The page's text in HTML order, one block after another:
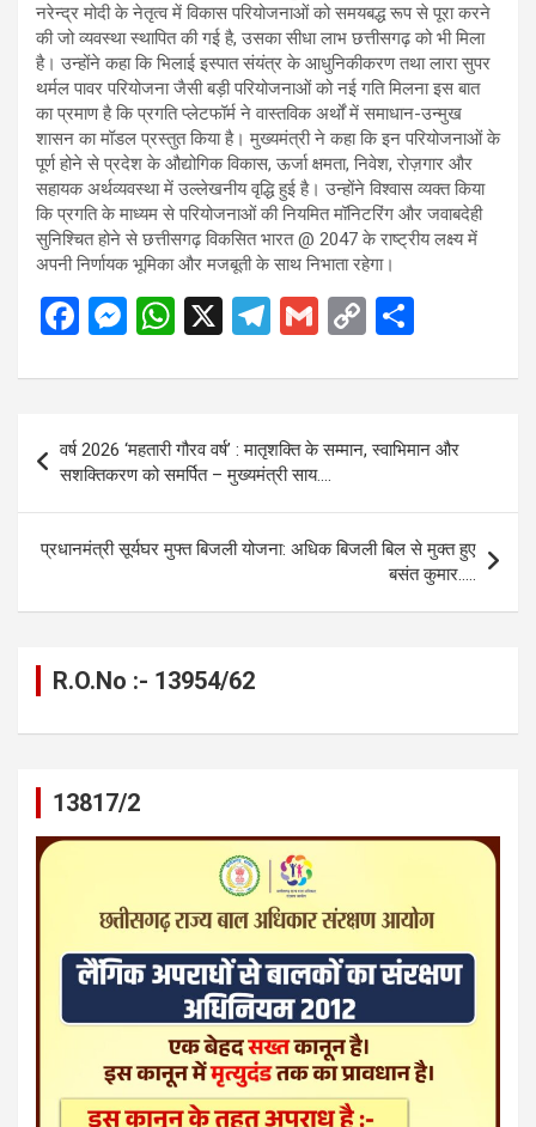
नरेन्द्र मोदी के नेतृत्व में विकास परियोजनाओं को समयबद्ध रूप से पूरा करने
की जो व्यवस्था स्थापित की गई है, उसका सीधा लाभ छत्तीसगढ़ को भी मिला
है। उन्होंने कहा कि भिलाई इस्पात संयंत्र के आधुनिकीकरण तथा लारा सुपर
थर्मल पावर परियोजना जैसी बड़ी परियोजनाओं को नई गति मिलना इस बात
का प्रमाण है कि प्रगति प्लेटफॉर्म ने वास्तविक अर्थों में समाधान-उन्मुख
शासन का मॉडल प्रस्तुत किया है। मुख्यमंत्री ने कहा कि इन परियोजनाओं के
पूर्ण होने से प्रदेश के औद्योगिक विकास, ऊर्जा क्षमता, निवेश, रोज़गार और
सहायक अर्थव्यवस्था में उल्लेखनीय वृद्धि हुई है। उन्होंने विश्वास व्यक्त किया
कि प्रगति के माध्यम से परियोजनाओं की नियमित मॉनिटरिंग और जवाबदेही
सुनिश्चित होने से छत्तीसगढ़ विकसित भारत @ 2047 के राष्ट्रीय लक्ष्य में
अपनी निर्णायक भूमिका और मजबूती के साथ निभाता रहेगा।
F
ce
b
o
o
k
M
se
n
g
er
W
at
s
A
p
p
X
T
e
gr
a
m
G
ail
C
py
Li
n
k
ar
Post
navigation
वर्ष 2026 ‘महतारी गौरव वर्ष’ : मातृशक्ति के सम्मान, स्वाभिमान और
सशक्तिकरण को समर्पित – मुख्यमंत्री साय….
प्रधानमंत्री सूर्यघर मुफ्त बिजली योजना: अधिक बिजली बिल से मुक्त हुए
बसंत कुमार…..
R.O.No :- 13954/62
13817/2